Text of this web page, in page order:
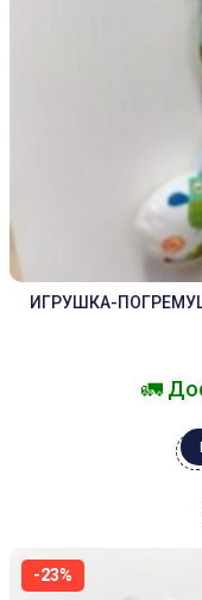
ИГРУШКА-
🚛
-23%